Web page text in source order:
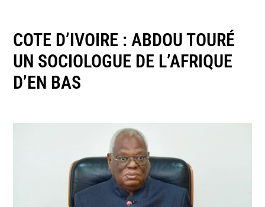
COTE D’IVOIRE : ABDOU TOURÉ
UN SOCIOLOGUE DE L’AFRIQUE
D’EN BAS